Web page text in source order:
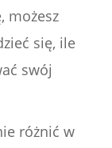
możesz
się, ile
swój
różnić w